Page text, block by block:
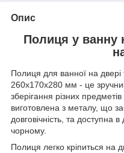
Опис
Полиця у ванну
Полиця для ванної на двері
260х170х280 мм - це
зберігання різних
виготовлена з металу, що
довговічність, та доступна
чорному.
Полиця легко кріпиться на